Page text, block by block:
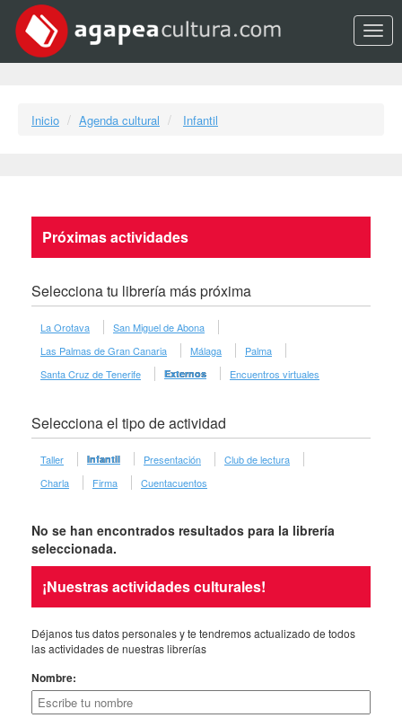
Inicio Agenda cultural Infantil
Próximas actividades
Selecciona tu librería más próxima
La Orotava
San Miguel de Abona
Las Palmas de Gran Canaria
Málaga
Palma
Santa Cruz de Tenerife
Externos Encuentros virtuales
Selecciona el tipo de actividad
Taller Infantil Presentación
Club de lectura
Charla
Firma Cuentacuentos
No se han encontrados resultados para la librería
seleccionada.
¡Nuestras actividades culturales!
Déjanos tus datos personales y te tendremos actualizado de todos
las actividades de nuestras librerías
Nombre: